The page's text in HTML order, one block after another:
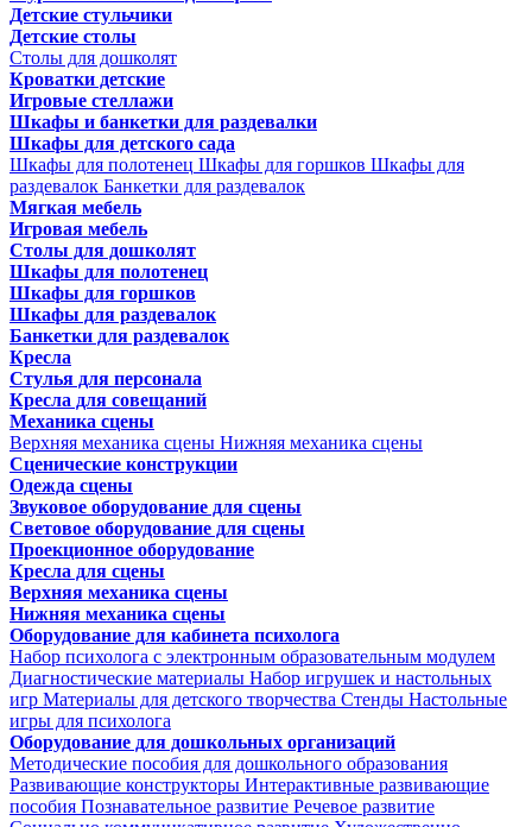
Детские стульчики
Детские столы
Столы для дошколят
Кроватки детские
Игровые стеллажи
Шкафы и банкетки для раздевалки
Шкафы для детского сада
Шкафы для полотенец Шкафы для горшков Шкафы для
раздевалок Банкетки для раздевалок
Мягкая мебель
Игровая мебель
Столы для дошколят
Шкафы для полотенец
Шкафы для горшков
Шкафы для раздевалок
Банкетки для раздевалок
Кресла
Стулья для персонала
Кресла для совещаний
Механика сцены
Верхняя механика сцены Нижняя механика сцены
Сценические конструкции
Одежда сцены
Звуковое оборудование для сцены
Световое оборудование для сцены
Проекционное оборудование
Кресла для сцены
Верхняя механика сцены
Нижняя механика сцены
Оборудование для кабинета психолога
Набор психолога с электронным образовательным модулем
Диагностические материалы Набор игрушек и настольных
игр Материалы для детского творчества Стенды Настольные
игры для психолога
Оборудование для дошкольных организаций
Методические пособия для дошкольного образования
Развивающие конструкторы Интерактивные развивающие
пособия Познавательное развитие Речевое развитие